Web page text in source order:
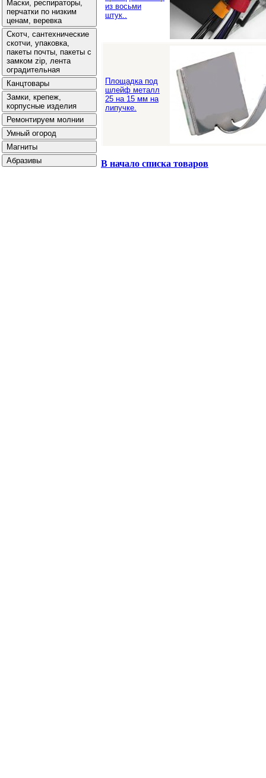
из восьми
штук..
Площадка под
шлейф металл
25 на 15 мм на
липучке.
В начало списка товаров